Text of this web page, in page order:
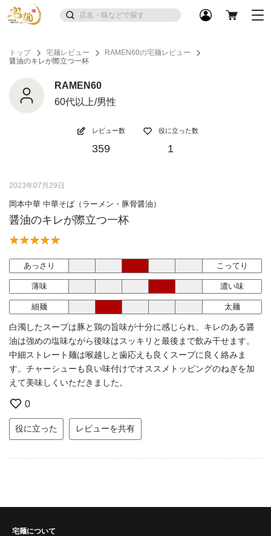
トップ 宅麺レビュー
RAMEN60の宅麺レビュー
醤油のキレが際立つ一杯
RAMEN60
60代以上/男性
レビュー数
359
役に立った数
1
2023年07月29日
岡本中華 中華そば（ラーメン・豚骨醤油）
醤油のキレが際立つ一杯
あっさり こってり
薄味 濃い味
細麺 太麺
白濁したスープは豚と鶏の旨味が十分に感じられ、キレのある醤
油は強めの塩味ながら後味はスッキリと最後まで飲み干せます。
中細ストレート麺は喉越しと歯応えも良くスープに良く絡みま
す。チャーシューも良い味付けでオススメトッピングのねぎを加
えて美味しくいただきました。
0
役に立った レビューを共有
宅麺について